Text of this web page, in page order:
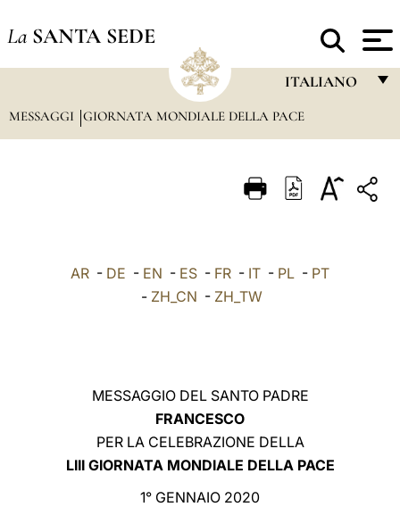
La SANTA SEDE
ITALIANO
FRANÇAIS
ITALIANO
中文
MESSAGGI GIORNATA MONDIALE DELLA PACE
AR - DE - EN - ES - FR - IT - PL - PT
- ZH_CN - ZH_TW
MESSAGGIO DEL SANTO PADRE
FRANCESCO
PER LA CELEBRAZIONE DELLA
LIII GIORNATA MONDIALE DELLA PACE
1° GENNAIO 2020